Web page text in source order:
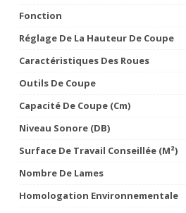
Fonction
Réglage De La Hauteur De Coupe
Caractéristiques Des Roues
Outils De Coupe
Capacité De Coupe (cm)
Niveau Sonore (dB)
Surface De Travail Conseillée (m²)
Nombre De Lames
Homologation Environnementale